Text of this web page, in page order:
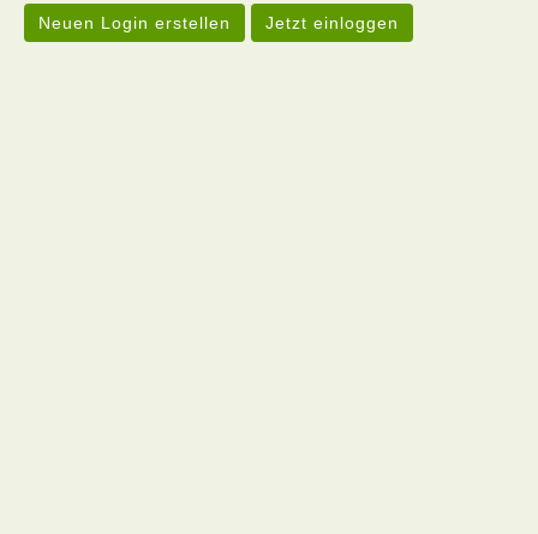
Neuen Login erstellen Jetzt einloggen